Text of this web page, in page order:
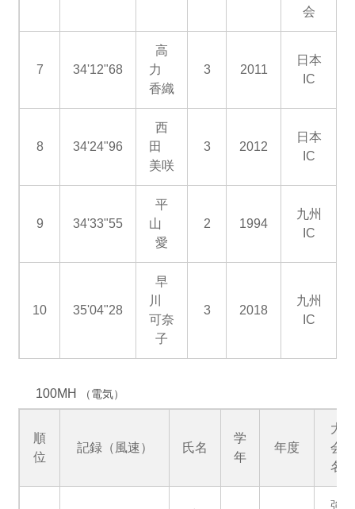
会
7 34'12"68
高
力
香織
3 2011
日本
IC
8 34'24"96
西
田
美咲
3 2012
日本
IC
9 34'33"55
平
山
愛
2 1994
九州
IC
10 35'04"28
早
川
可奈
子
3 2018
九州
IC
100MH （電気）
順
位
記録（風速） 氏名
学
年
年度
大
会
名
強